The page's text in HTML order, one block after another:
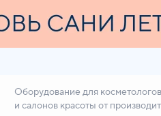
Оборудование для косметологов
и салонов красоты от